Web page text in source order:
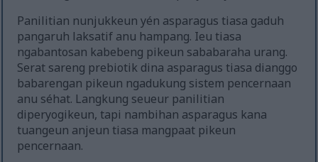
Panilitian nunjukkeun yén asparagus tiasa gaduh
pangaruh laksatif anu hampang. Ieu tiasa
ngabantosan kabebeng pikeun sababaraha urang.
Serat sareng prebiotik dina asparagus tiasa dianggo
babarengan pikeun ngadukung sistem pencernaan
anu séhat. Langkung seueur panilitian
diperyogikeun, tapi nambihan asparagus kana
tuangeun anjeun tiasa mangpaat pikeun
pencernaan.